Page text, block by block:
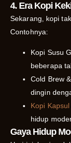
4. Era Kopi
Sekarang, kopi
Contohnya:
Kopi Susu
beberapa
Cold Brew
dingin
Kopi
hidup
Gaya Hidup